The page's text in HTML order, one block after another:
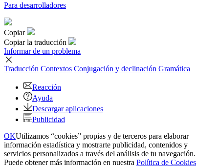
Para desarrolladores
Copiar
Copiar la traducción
Informar de un problema
Traducción Contextos Conjugación y declinación Gramática
Reacción
Ayuda
Descargar aplicaciones
Publicidad
OKUtilizamos “cookies” propias y de terceros para elaborar
información estadística y mostrarte publicidad, contenidos y
servicios personalizados a través del análisis de tu navegación.
Puede obtener más información en nuestra Política de Cookies